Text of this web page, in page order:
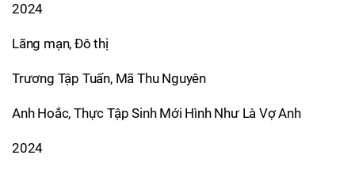
2024
Lãng mạn, Đô thị
Trương Tập Tuấn, Mã Thu Nguyên
Anh Hoắc, Thực Tập Sinh Mới Hình Như Là Vợ Anh
2024